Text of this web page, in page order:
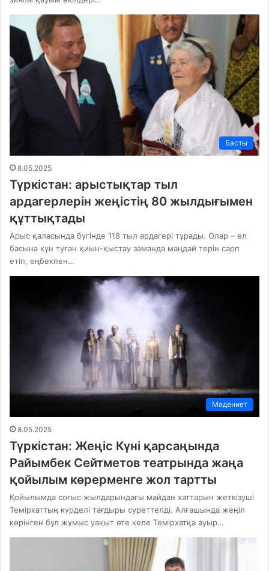
Басты
8.05.2025
Түркістан: арыстықтар тыл
ардагерлерін жеңістің 80 жылдығымен
құттықтады
Арыс қаласында бүгінде 118 тыл ардагері тұрады. Олар – ел
басына күн туған қиын-қыстау заманда маңдай терін сарп
етіп, еңбекпен…
Мәдениет
8.05.2025
Түркістан: Жеңіс Күні қарсаңында
Райымбек Сейтметов театрында жаңа
қойылым көрерменге жол тартты
Қойылымда соғыс жылдарындағы майдан хаттарын жеткізуші
Темірхаттың күрделі тағдыры суреттелді. Алғашында жеңіл
көрінген бұл жұмыс уақыт өте келе Темірхатқа ауыр…